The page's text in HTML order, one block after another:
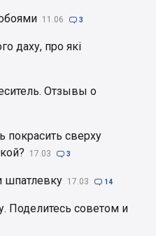
11.06  3
даху, про які
Отзывы о
покрасить сверху
17.03  3
шпатлевку 17.03  14
Поделитесь советом и